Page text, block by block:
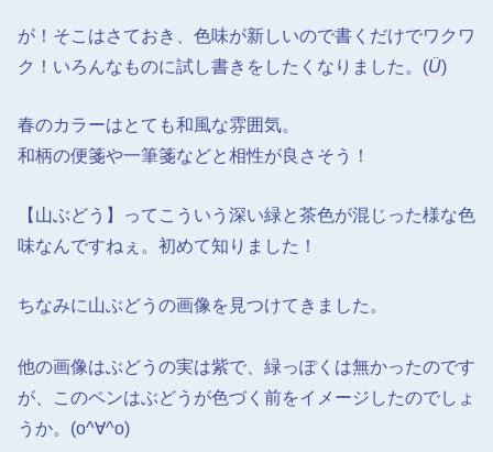
が！そこはさておき、色味が新しいので書くだけでワクワ
ク！いろんなものに試し書きをしたくなりました。(Ü)
春のカラーはとても和風な雰囲気。
和柄の便箋や一筆箋などと相性が良さそう！
【山ぶどう】ってこういう深い緑と茶色が混じった様な色
味なんですねぇ。初めて知りました！
ちなみに山ぶどうの画像を見つけてきました。
他の画像はぶどうの実は紫で、緑っぽくは無かったのです
が、このペンはぶどうが色づく前をイメージしたのでしょ
うか。(o^∀^o)